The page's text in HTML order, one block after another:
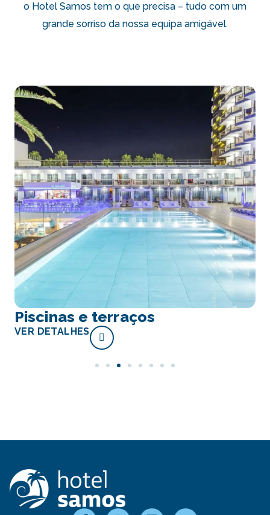
o Hotel Samos tem o que precisa – tudo com um
grande sorriso da nossa equipa amigável.
Piscinas e terraços
VER DETALHES